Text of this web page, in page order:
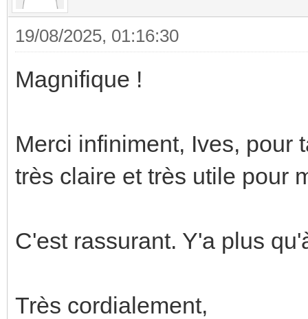
19/08/2025, 01:16:30
Magnifique !
Merci infiniment, Ives, pour
très claire et très utile pour
C'est rassurant. Y'a plus
Très cordialement,